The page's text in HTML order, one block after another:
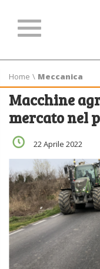
Home \ Meccanica
Macchine
mercato nel
22 Aprile 2022